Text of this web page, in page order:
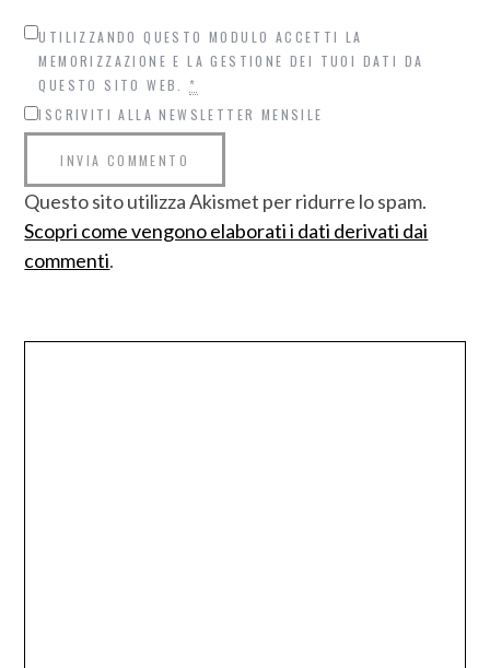
UTILIZZANDO QUESTO MODULO ACCETTI LA
MEMORIZZAZIONE E LA GESTIONE DEI TUOI DATI DA
QUESTO SITO WEB.*
ISCRIVITI ALLA NEWSLETTER MENSILE
Questo sito utilizza Akismet per ridurre lo spam.
Scopri come vengono elaborati i dati derivati dai
commenti.